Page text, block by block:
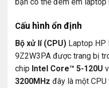
Cấu hình ổn định
Bộ xử lí (CPU) Laptop HP
9Z2W3PA được trang bị
chip Intel Core™ 5-120U
3200MHz đây là một